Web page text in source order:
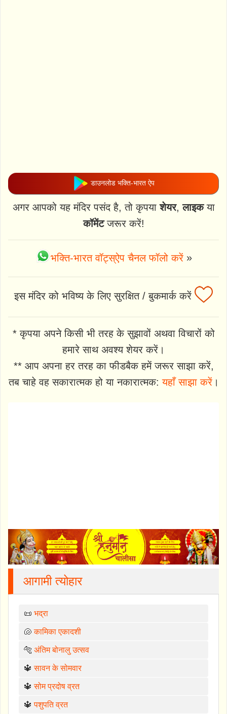
डाउनलोड भक्ति-भारत ऐप
अगर आपको यह मंदिर पसंद है, तो कृपयाशेयर,लाइकया
कॉमेंटजरूर करें!
भक्ति-भारत वॉट्स्ऐप चैनल फॉलो करें»
इस मंदिर को भविष्य के लिए सुरक्षित / बुकमार्क करें
* कृपया अपने किसी भी तरह के सुझावों अथवा विचारों को
हमारे साथ अवश्य शेयर करें।
** आप अपना हर तरह का फीडबैक हमें जरूर साझा करें,
तब चाहे वह सकारात्मक हो या नकारात्मक:यहाँ साझा करें।
आगामी त्योहार
📜 भद्रा
🐚कामिका एकादशी
🐅 अंतिम बोनालु उत्सव
🔱सावन के सोमवार
🔱सोम प्रदोष व्रत
🔱पशुपति व्रत